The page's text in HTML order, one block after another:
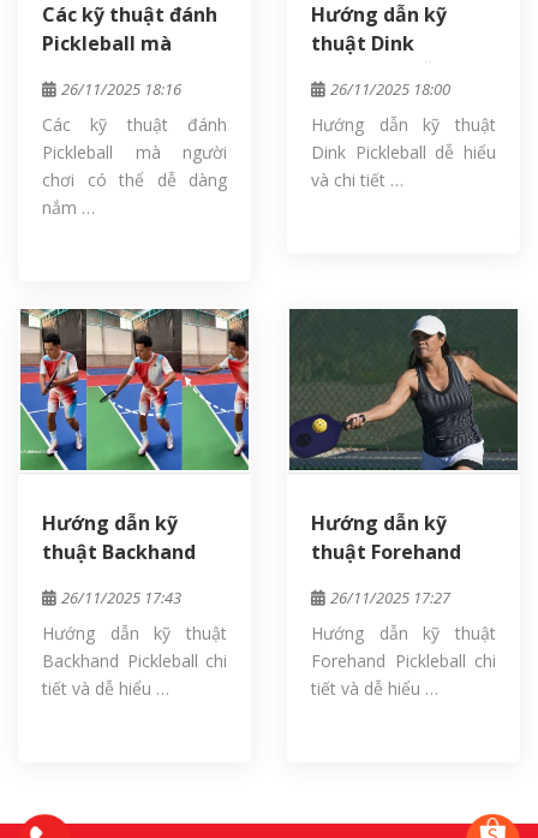
Các kỹ thuật đánh
Pickleball mà
dễ dàng nắm vững
26/11/2025 18:16
Các kỹ thuật đánh
Pickleball mà người
chơi có thể dễ dàng
nắm …
Hướng dẫn kỹ
thuật Dink
và chi tiết nhất
26/11/2025 18:00
Hướng dẫn kỹ thuật
Dink Pickleball dễ hiểu
và chi tiết …
Hướng dẫn kỹ
thuật Backhand
và dễ hiểu nhất
26/11/2025 17:43
Hướng dẫn kỹ thuật
Backhand Pickleball chi
tiết và dễ hiểu …
Hướng dẫn kỹ
thuật Forehand
và dễ hiểu nhất
26/11/2025 17:27
Hướng dẫn kỹ thuật
Forehand Pickleball chi
tiết và dễ hiểu …